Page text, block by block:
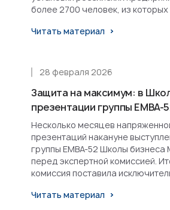
более 2700 человек, из
Читать материал
Защита на максимум: в
презентации группы EMBA-
28 февраля 2026
Несколько месяцев
презентаций накануне
группы EMBA-52 Школы
перед экспертной комиссией.
комиссия поставила
Читать материал